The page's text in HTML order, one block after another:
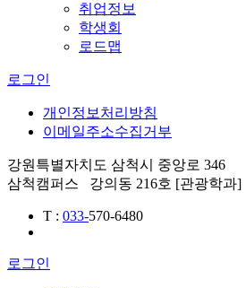
취업정보
학생회
로드맵
로그인
개인정보처리방침
이메일주소수집거부
강원특별자치도 삼척시 중앙
삼척캠퍼스 강의동 216호 [관광학과]
T : 033-570-6480
로그인